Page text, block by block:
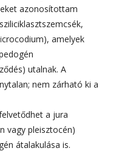
azonosítottam
amelyek
utalnak. A
nem zárható ki a
a jura
vagy pleisztocén)
átalakulása is.